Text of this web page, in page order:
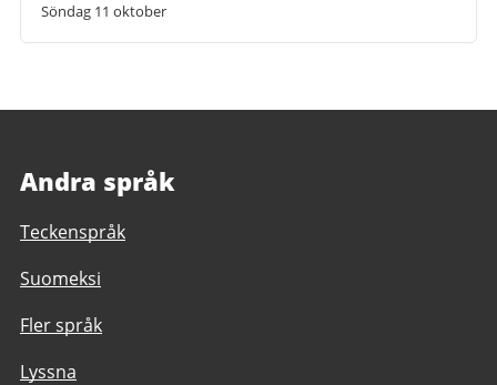
Söndag 11 oktober
Andra språk
Teckenspråk
Suomeksi
Fler språk
Lyssna